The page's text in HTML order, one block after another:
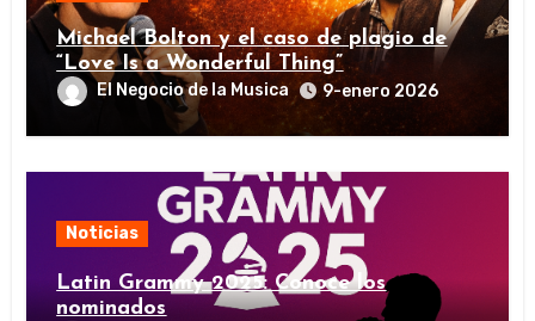
Michael Bolton y el caso de plagio de
“Love Is a Wonderful Thing”
El Negocio de la Musica 9-enero 2026
Noticias
Latin Grammy 2025: Conoce los
nominados